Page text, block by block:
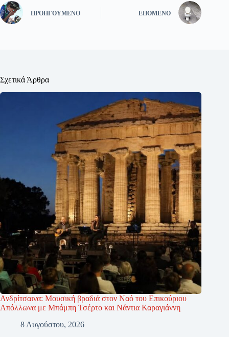
ΠΡΟΗΓΟΎΜΕΝΟ ΕΠΌΜΕΝΟ
Σχετικά Άρθρα
Ανδρίτσαινα: Μουσική βραδιά στον Ναό του Επικούριου
Απόλλωνα με Μπάμπη Τσέρτο και Νάντια Καραγιάννη
8 Αυγούστου, 2026